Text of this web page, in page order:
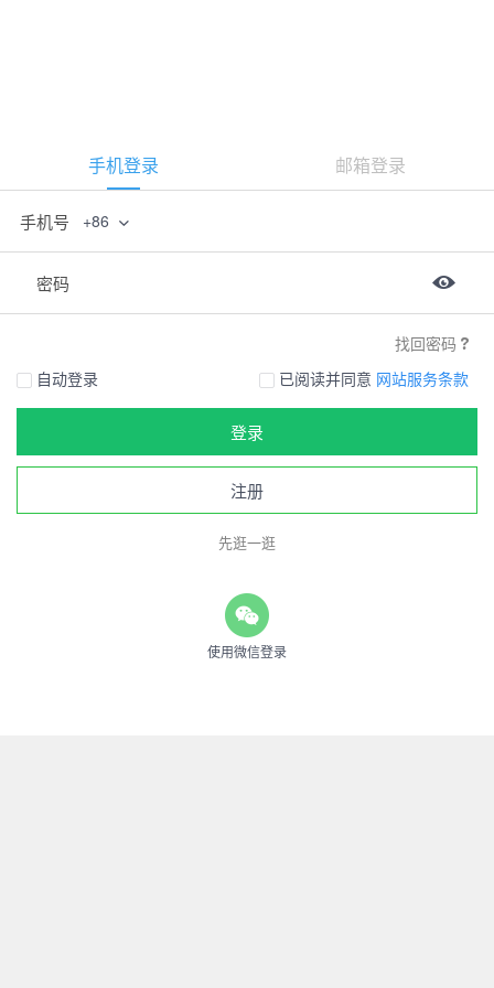
手机登录 邮箱登录
手机号 +86
密码
找回密码
自动登录
已阅读并同意 网站服务条款
登录
注册
先逛一逛
使用微信登录